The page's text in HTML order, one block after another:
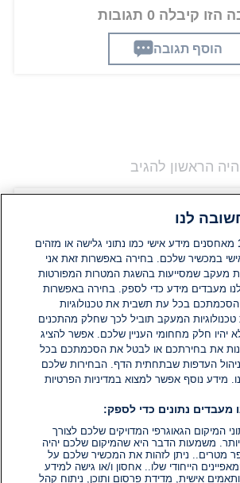
קיבלה 0 תגובות
הוסף תגובה
היה הראשון להגיב
לנו
מאחסנים מידע אישי כמו נתוני גלישה או מזהים
אישי במכשיר שלכם. בחירה באפשרות זאת אני
מעקב שמסייעות בהשגת המטרות המפורטות
מעבדים מידע כדי לספק. בחירה באפשרות
הסכמתכם בכל עת תשבית את טכנולוגיות
המעקב תוביל לכך שחלק מהתכנים
יהיו חלק מחחומי העניין שלכם. אפשר להציג
את בחירתכם או לבטל את הסכמתכם בכל
העדפות שבתחתית הדף. הבחירות שלכם
מידע נוסף אפשר למצוא במדיניות הפרטיות
מעבדים נתונים כדי לספק:
המיקום הגאוגרפי המדויקים שלכם לצורך
משמעות הדבר היא שהמיקום שלכם יהיה
מטרים.. ניתן לזהות את המכשיר שלכם על
הייחודי שלו.. אחסון ו/או גישה למידע
אישית, מדידת פרסום ותוכן, ניתוח קהל